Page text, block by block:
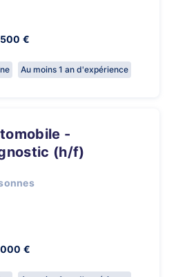
€
Au moins 1 an d'expérience
(h/f)
€